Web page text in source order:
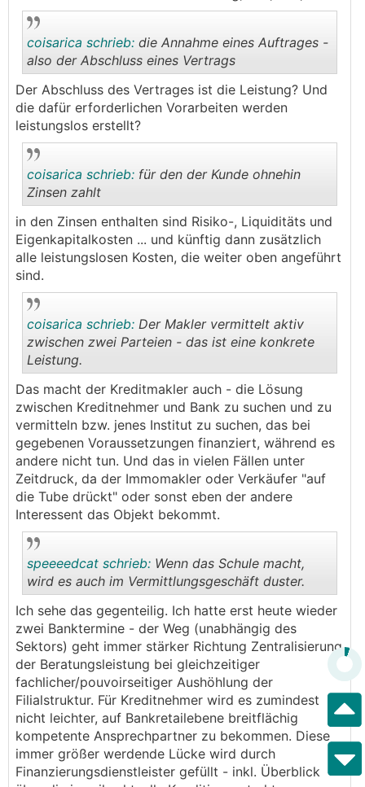
.
coisarica schrieb: die Annahme eines Auftrages -
also der Abschluss eines Vertrags
Der Abschluss des Vertrages ist die Leistung? Und
die dafür erforderlichen Vorarbeiten werden
leistungslos erstellt?
..
coisarica schrieb: für den der Kunde ohnehin
Zinsen zahlt
in den Zinsen enthalten sind Risiko-, Liquiditäts und
Eigenkapitalkosten ... und künftig dann zusätzlich
alle leistungslosen Kosten, die weiter oben angeführt
sind.
..
coisarica schrieb: Der Makler vermittelt aktiv
zwischen zwei Parteien - das ist eine konkrete
Leistung.
Das macht der Kreditmakler auch - die Lösung
zwischen Kreditnehmer und Bank zu suchen und zu
vermitteln bzw. jenes Institut zu suchen, das bei
gegebenen Voraussetzungen finanziert, während es
andere nicht tun. Und das in vielen Fällen unter
Zeitdruck, da der Immomakler oder Verkäufer "auf
die Tube drückt" oder sonst eben der andere
Interessent das Objekt bekommt.
..
speeeedcat schrieb: Wenn das Schule macht,
wird es auch im Vermittlungsgeschäft duster.
Ich sehe das gegenteilig. Ich hatte erst heute wieder
zwei Banktermine - der Weg (unabhängig des
Sektors) geht immer stärker Richtung Zentralisierung
der Beratungsleistung bei gleichzeitiger
fachlicher/pouvoirseitiger Aushöhlung der
Filialstruktur. Für Kreditnehmer wird es zumindest
nicht leichter, auf Bankretailebene breitflächig
kompetente Ansprechpartner zu bekommen. Diese
immer größer werdende Lücke wird durch
Finanzierungsdienstleister gefüllt - inkl. Überblick